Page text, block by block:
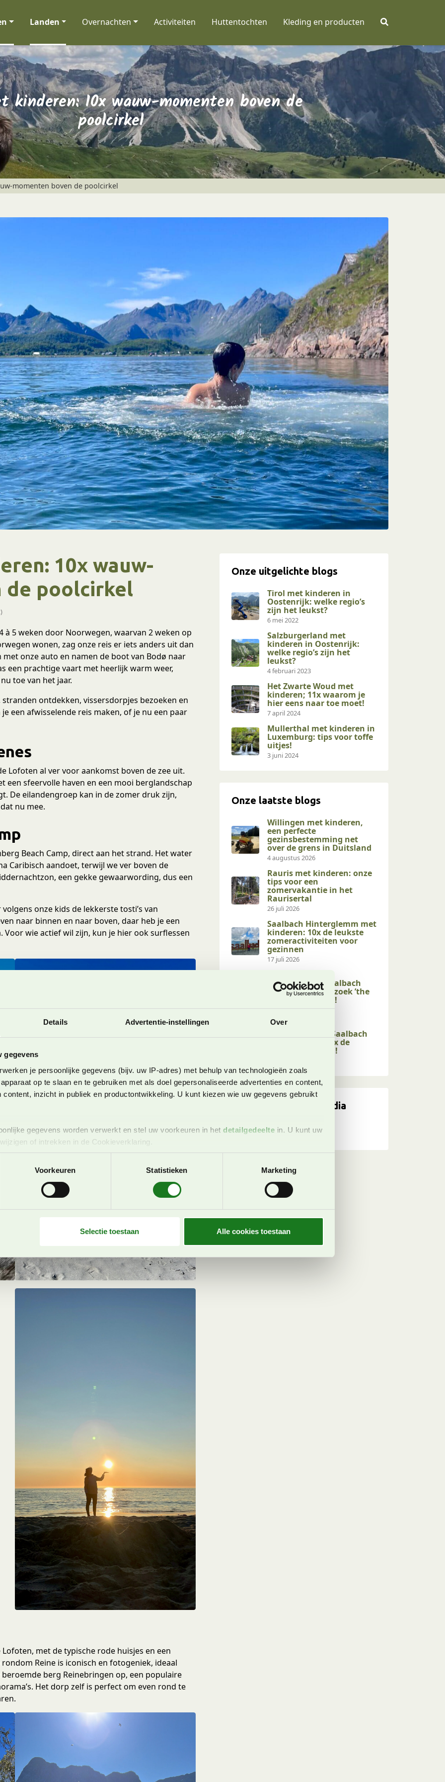
Details Advertentie-instellingen Over
gegevens
je persoonlijke gegevens (bijv. uw IP-adres) met behulp van technologieën zoals
op te slaan en te gebruiken met als doel gepersonaliseerde advertenties en content,
content, inzicht in publiek en productontwikkeling. U kunt kiezen wie uw gegevens gebruikt
gegevens worden verwerkt en stel uw voorkeuren in het detailgedeelte in. U kunt uw
of intrekken in de Cookieverklaring.
en advertenties te personaliseren, om functies voor social media te bieden en om ons
Deze partners kunnen deze gegevens combineren met andere informatie die u aan ze heeft
Voorkeuren Statistieken Marketing
Selectie toestaan Alle cookies toestaan
Landen Overnachten Activiteiten Huttentochten Kleding en producten
kinderen: 10x wauw-momenten boven de
poolcirkel
momenten boven de poolcirkel
10x wauw-
de poolcirkel
5 weken door Noorwegen, waarvan 2 weken op
wonen, zag onze reis er iets anders uit dan
onze auto en namen de boot van Bodø naar
een prachtige vaart met heerlijk warm weer,
toe van het jaar.
ontdekken, vissersdorpjes bezoeken en
een afwisselende reis maken, of je nu een paar
Lofoten al ver voor aankomst boven de zee uit.
een sfeervolle haven en een mooi berglandschap
De eilandengroep kan in de zomer druk zijn,
nu mee.
Beach Camp, direct aan het strand. Het water
Caribisch aandoet, terwijl we ver boven de
een gekke gewaarwording, dus een
onze kids de lekkerste tosti’s van
naar binnen en naar boven, daar heb je een
wie actief wil zijn, kun je hier ook surflessen
met de typische rode huisjes en een
Reine is iconisch en fotogeniek, ideaal
berg Reinebringen op, een populaire
Het dorp zelf is perfect om even rond te
Onze uitgelichte blogs
Tirol met kinderen in
Oostenrijk: welke regio’s
zijn het leukst?
6 mei 2022
Salzburgerland met
kinderen in Oostenrijk:
welke regio’s zijn het
leukst?
4 februari 2023
Het Zwarte Woud met
kinderen; 11x waarom je
hier eens naar toe moet!
7 april 2024
Mullerthal met kinderen in
Luxemburg: tips voor toffe
uitjes!
3 juni 2024
Onze laatste blogs
Willingen met kinderen,
een perfecte
gezinsbestemming net
over de grens in Duitsland
4 augustus 2026
Rauris met kinderen: onze
tips voor een
zomervakantie in het
Raurisertal
26 juli 2026
Saalbach Hinterglemm met
kinderen: 10x de leukste
zomeractiviteiten voor
gezinnen
17 juli 2026
activiteiten in Saalbach
Hinterglemm: bezoek ’the
end of the valley’!
17 juli 2026
Kindvriendelijke
wandelingen in Saalbach
Hinterglemm: 10x de
leukste op een rij!
Volg ons op social media